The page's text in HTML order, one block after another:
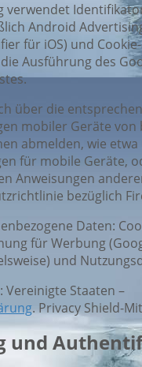
verwendet
Android
für iOS) und
Ausführung des
über die
mobiler Geräte von
abmelden, wie
für mobile Geräte,
Anweisungen
bezüglich
Daten:
für Werbung
und
Staaten –
. Privacy Shield-
und